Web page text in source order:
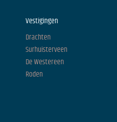
Vestigingen
Drachten
Surhuisterveen
De Westereen
Roden